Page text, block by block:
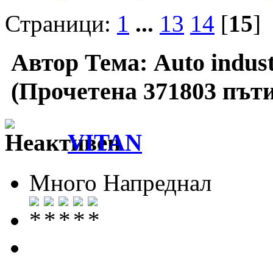
Страници: 1 ... 13 14 [15]
Автор Тема: Auto
(Прочетена 371803
VITAN
Много Напреднал